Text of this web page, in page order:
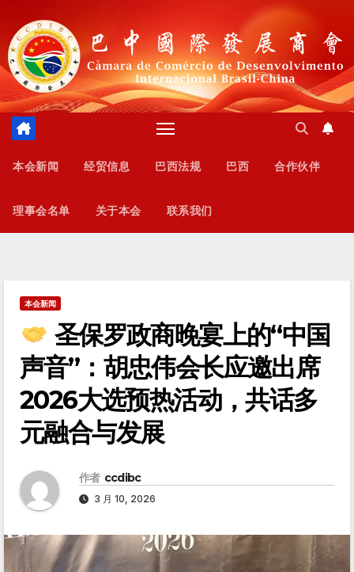
内
本会新闻 经贸信息 巴西法规 巴西 合作伙伴
理事会名单 关于本会 联系我们
本会新闻
圣保罗政商晚宴上的“中国
声音”：胡忠伟会长应邀出席
2026大选预热活动，共话多
元融合与发展
作者 ccdibc
3 月 10, 2026